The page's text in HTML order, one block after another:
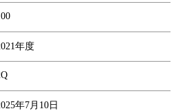
00
年度
年7月10日